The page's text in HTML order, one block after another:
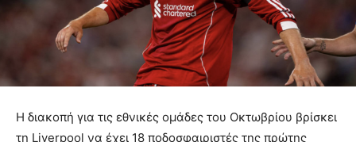
Η διακοπή για τις εθνικές ομάδες του Οκτωβρίου βρίσκει
τη Liverpool να έχει 18 ποδοσφαιριστές της πρώτης